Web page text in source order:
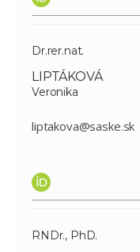
Dr.rer.nat.
LIPTÁKOVÁ
Veronika
liptakova@saske.sk
RNDr., PhD.